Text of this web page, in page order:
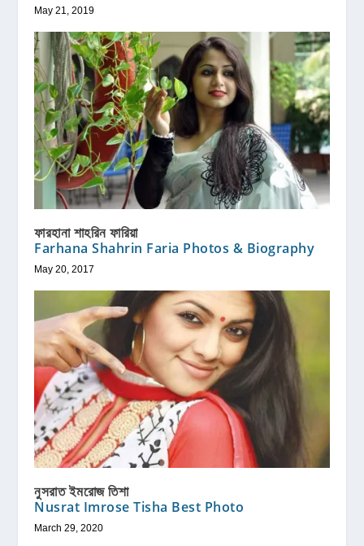
May 21, 2019
ফারহানা শাহরিন ফারিয়া
Farhana Shahrin Faria Photos & Biography
May 20, 2017
নুসরাত ইমরোজ তিশা
Nusrat Imrose Tisha Best Photo
March 29, 2020